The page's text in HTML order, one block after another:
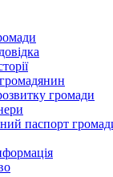
громади
паспорт